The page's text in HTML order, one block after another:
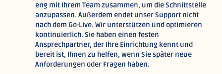
eng mit Ihrem Team zusammen, um die Schnittstelle
anzupassen. Außerdem endet unser Support nicht
nach dem Go-Live. Wir unterstützen und optimieren
kontinuierlich. Sie haben einen festen
Ansprechpartner, der Ihre Einrichtung kennt und
bereit ist, Ihnen zu helfen, wenn Sie später neue
Anforderungen oder Fragen haben.